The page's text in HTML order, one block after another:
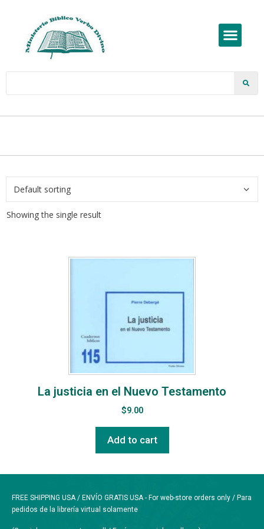
Showing the single result
La justicia en el Nuevo Testamento
$9.00
Add to cart
FREE SHIPPING USA / ENVÍO GRATIS USA - For web-store orders only / Para
pedidos de la librería virtual solamente